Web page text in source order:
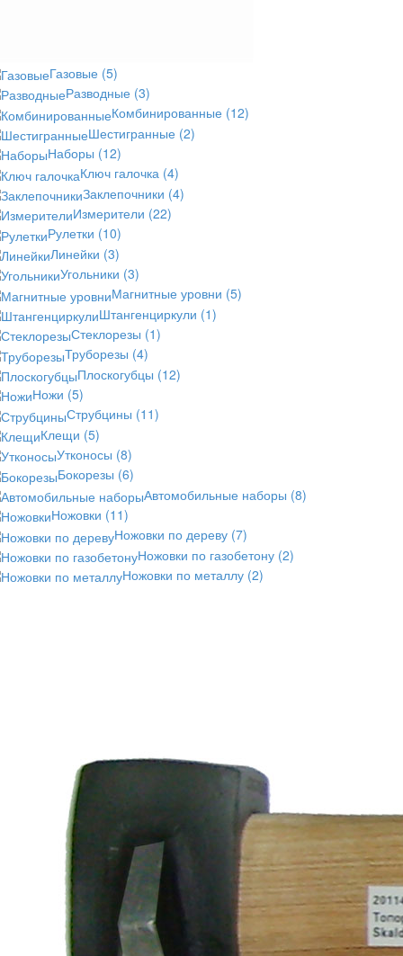
Газовые (5)
Разводные (3)
Комбинированные (12)
Шестигранные (2)
Наборы (12)
Ключ галочка (4)
Заклепочники (4)
Измерители (22)
Рулетки (10)
Линейки (3)
Угольники (3)
Магнитные уровни (5)
Штангенциркули (1)
Стеклорезы (1)
Труборезы (4)
Плоскогубцы (12)
Ножи (5)
Струбцины (11)
Клещи (5)
Утконосы (8)
Бокорезы (6)
Автомобильные наборы (8)
Ножовки (11)
Ножовки по дереву (7)
Ножовки по газобетону (2)
Ножовки по металлу (2)